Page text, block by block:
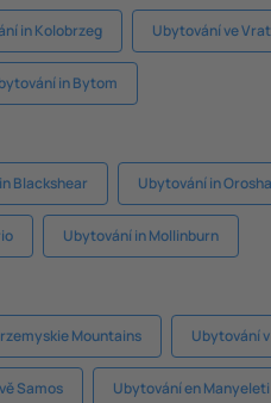
in Kolobrzeg Ubytování ve
in Bytom
Blackshear Ubytování in
Ubytování in Mollinburn
Mountains Ubytování
Samos Ubytování en